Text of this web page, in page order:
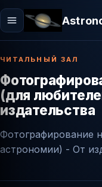
ЧИТАЛЬНЫЙ ЗАЛ
(для
издательства
Фотографирование
астрономии) - От